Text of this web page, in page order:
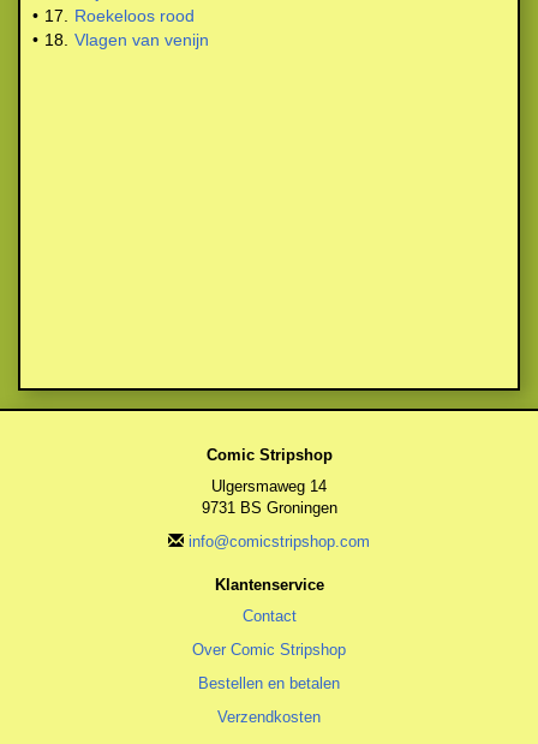
• 17.
Roekeloos rood
• 18. Vlagen van venijn
Comic Stripshop
Ulgersmaweg 14
9731 BS Groningen
info@comicstripshop.com
Klantenservice
Contact
Over Comic Stripshop
Bestellen en betalen
Verzendkosten